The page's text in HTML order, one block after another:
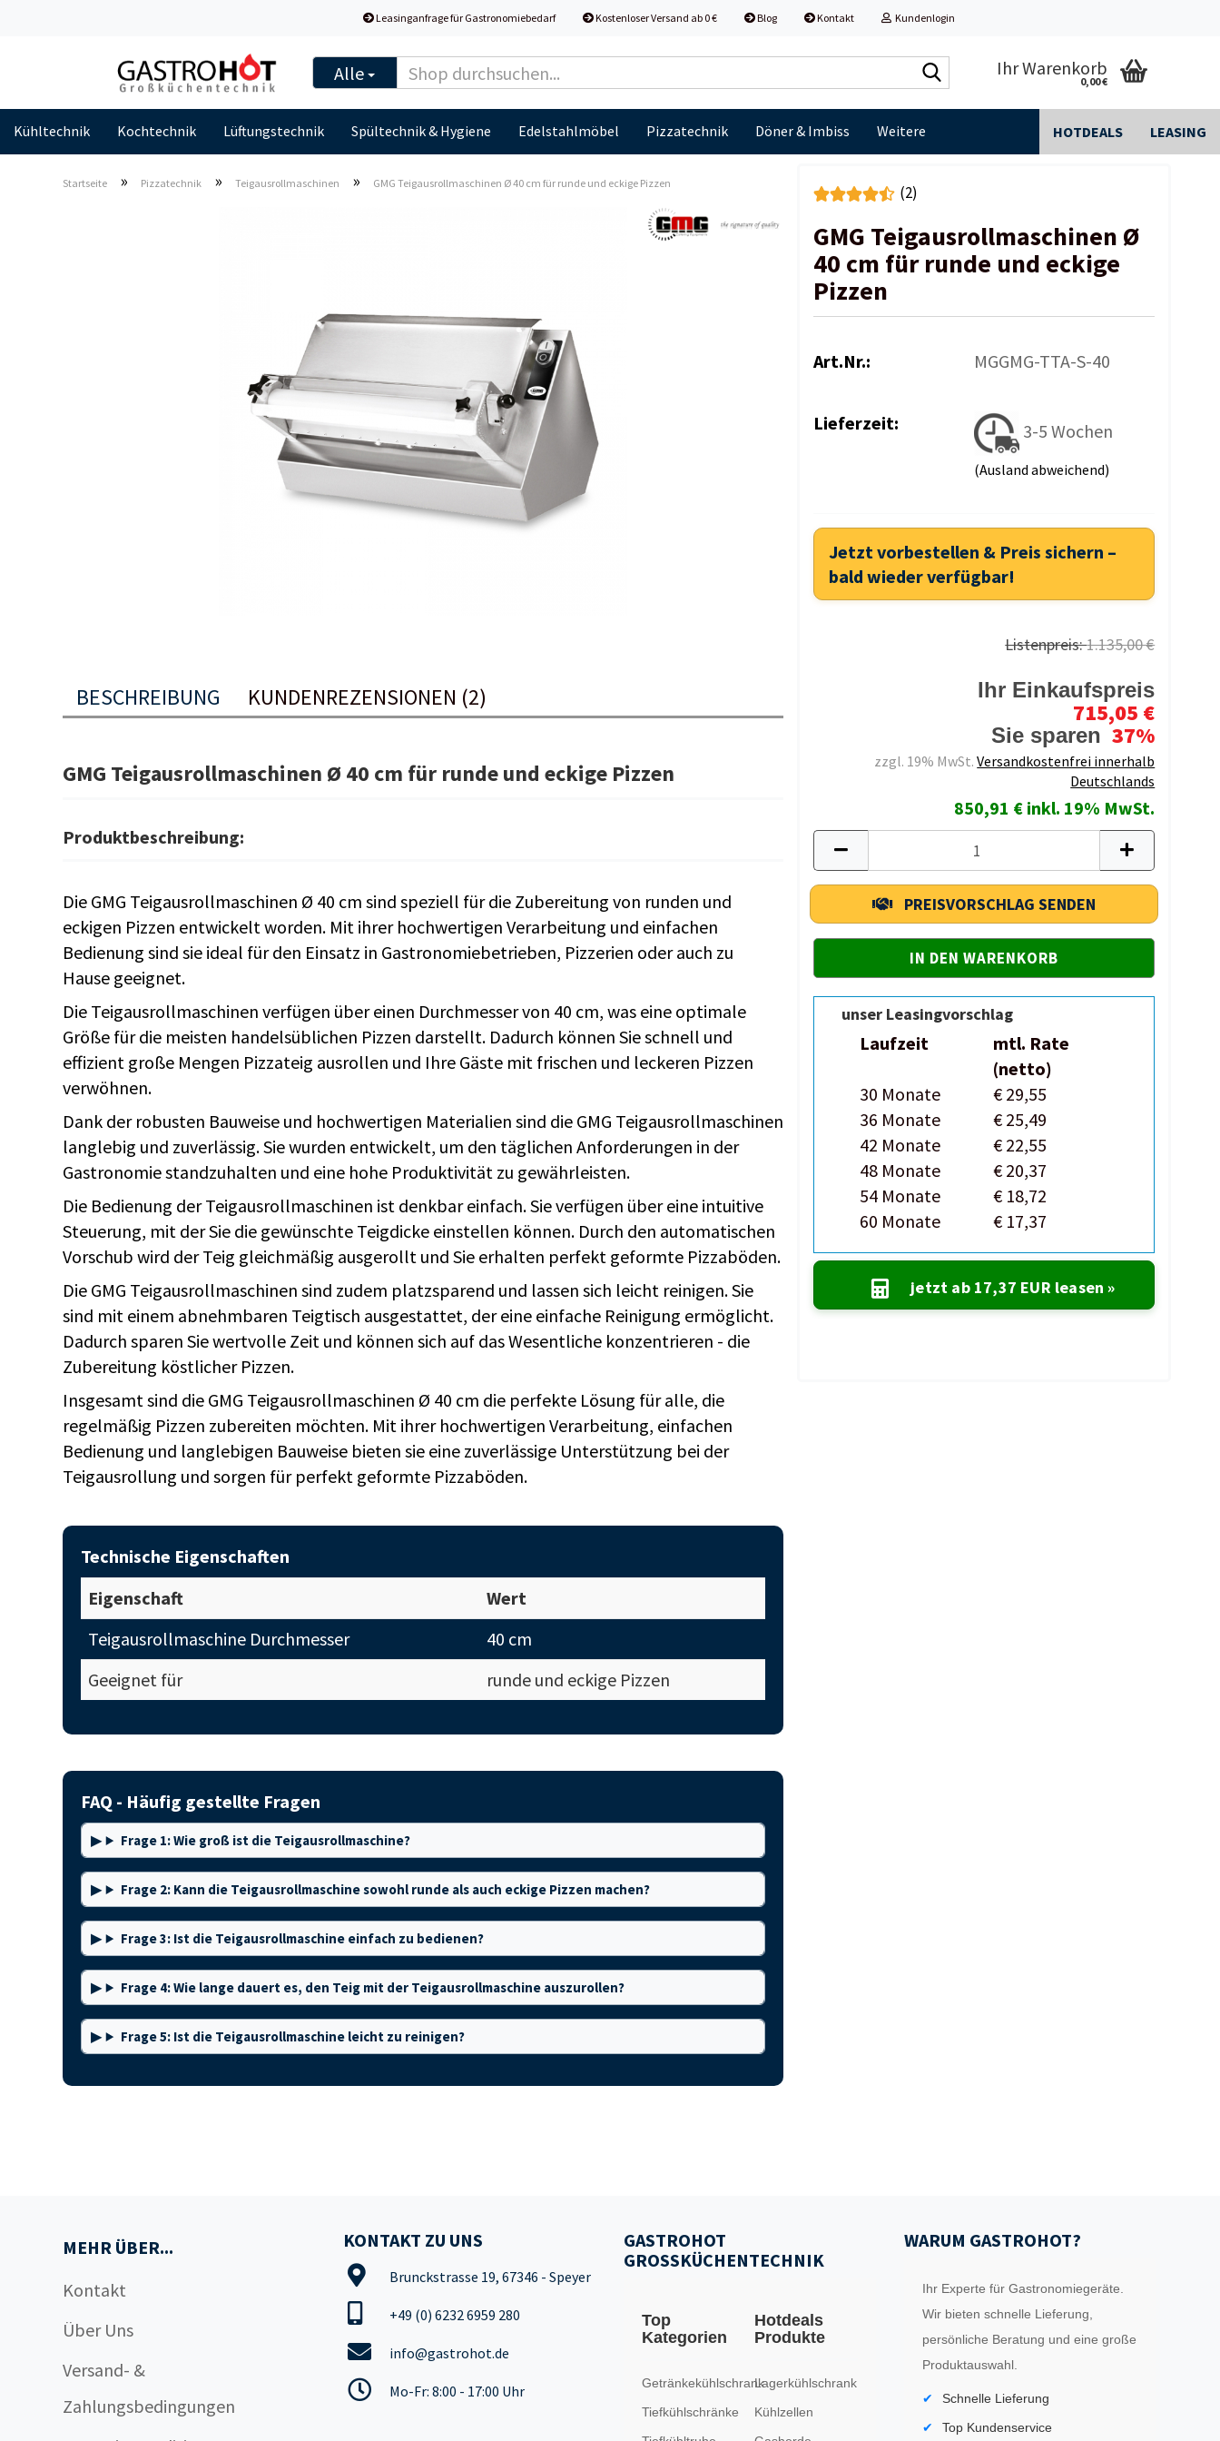
Leasinganfrage für Gastronomiebedarf Kostenloser Versand ab 0 € Blog Kontakt Kundenlogin
Alle
durchsuchen...
Ihr Warenkorb
0,00 €
Kühltechnik Kochtechnik Lüftungstechnik Spültechnik & Hygiene Edelstahlmöbel Pizzatechnik Döner & Imbiss HOTDEALS LEASING
Weitere
Startseite » Pizzatechnik » Teigausrollmaschinen » GMG Teigausrollmaschinen Ø 40 cm für runde und eckige Pizzen (2)
GMG Teigausrollmaschinen Ø
40 cm für runde und eckige
Pizzen
Art.Nr.: MGGMG-TTA-S-40
Lieferzeit: 3-5 Wochen
(Ausland abweichend)
Jetzt vorbestellen & Preis sichern –
bald wieder verfügbar!
Listenpreis:1.135,00 €
Ihr Einkaufspreis
715,05 €
Sie sparen 37%
zzgl. 19% MwSt.Versandkostenfrei innerhalb
Deutschlands
850,91 € inkl. 19% MwSt.
PREISVORSCHLAG SENDEN
unser Leasingvorschlag
Laufzeit
mtl. Rate
(netto)
30 Monate
€ 29,55
36 Monate
€ 25,49
42 Monate
€ 22,55
48 Monate
€ 20,37
54 Monate
€ 18,72
60 Monate
€ 17,37
jetzt ab 17,37 EUR leasen »
BESCHREIBUNG KUNDENREZENSIONEN (2)
GMG Teigausrollmaschinen Ø 40 cm für runde und eckige Pizzen
Produktbeschreibung:
Die GMG Teigausrollmaschinen Ø 40 cm sind speziell für die Zubereitung von runden und
eckigen Pizzen entwickelt worden. Mit ihrer hochwertigen Verarbeitung und einfachen
Bedienung sind sie ideal für den Einsatz in Gastronomiebetrieben, Pizzerien oder auch zu
Hause geeignet.
Die Teigausrollmaschinen verfügen über einen Durchmesser von 40 cm, was eine optimale
Größe für die meisten handelsüblichen Pizzen darstellt. Dadurch können Sie schnell und
effizient große Mengen Pizzateig ausrollen und Ihre Gäste mit frischen und leckeren Pizzen
verwöhnen.
Dank der robusten Bauweise und hochwertigen Materialien sind die GMG Teigausrollmaschinen
langlebig und zuverlässig. Sie wurden entwickelt, um den täglichen Anforderungen in der
Gastronomie standzuhalten und eine hohe Produktivität zu gewährleisten.
Die Bedienung der Teigausrollmaschinen ist denkbar einfach. Sie verfügen über eine intuitive
Steuerung, mit der Sie die gewünschte Teigdicke einstellen können. Durch den automatischen
Vorschub wird der Teig gleichmäßig ausgerollt und Sie erhalten perfekt geformte Pizzaböden.
Die GMG Teigausrollmaschinen sind zudem platzsparend und lassen sich leicht reinigen. Sie
sind mit einem abnehmbaren Teigtisch ausgestattet, der eine einfache Reinigung ermöglicht.
Dadurch sparen Sie wertvolle Zeit und können sich auf das Wesentliche konzentrieren - die
Zubereitung köstlicher Pizzen.
Insgesamt sind die GMG Teigausrollmaschinen Ø 40 cm die perfekte Lösung für alle, die
regelmäßig Pizzen zubereiten möchten. Mit ihrer hochwertigen Verarbeitung, einfachen
Bedienung und langlebigen Bauweise bieten sie eine zuverlässige Unterstützung bei der
Teigausrollung und sorgen für perfekt geformte Pizzaböden.
Technische Eigenschaften
Eigenschaft
Wert
Teigausrollmaschine Durchmesser
40 cm
Geeignet für
runde und eckige Pizzen
FAQ - Häufig gestellte Fragen
Frage 1: Wie groß ist die Teigausrollmaschine?
Frage 2: Kann die Teigausrollmaschine sowohl runde als auch eckige Pizzen machen?
Frage 3: Ist die Teigausrollmaschine einfach zu bedienen?
Frage 4: Wie lange dauert es, den Teig mit der Teigausrollmaschine auszurollen?
Frage 5: Ist die Teigausrollmaschine leicht zu reinigen?
MEHR ÜBER...
Kontakt
Über Uns
Versand- &
Zahlungsbedingungen
KONTAKT ZU UNS
Brunckstrasse 19, 67346 - Speyer
+49 (0) 6232 6959 280
info@gastrohot.de
Mo-Fr: 8:00 - 17:00 Uhr
GASTROHOT
GROSSKÜCHENTECHNIK
Top
Kategorien
Getränkekühlschrank
Tiefkühlschränke
Hotdeals
Produkte
Lagerkühlschrank
Kühlzellen
WARUM GASTROHOT?
Ihr Experte für Gastronomiegeräte.
Wir bieten schnelle Lieferung,
persönliche Beratung und eine große
Produktauswahl.
Schnelle Lieferung
Top Kundenservice